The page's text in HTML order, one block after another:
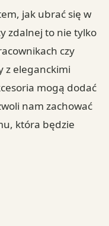
jak ubrać się w
zdalnej to nie tylko
czy
z eleganckimi
mogą dodać
nam zachować
która będzie